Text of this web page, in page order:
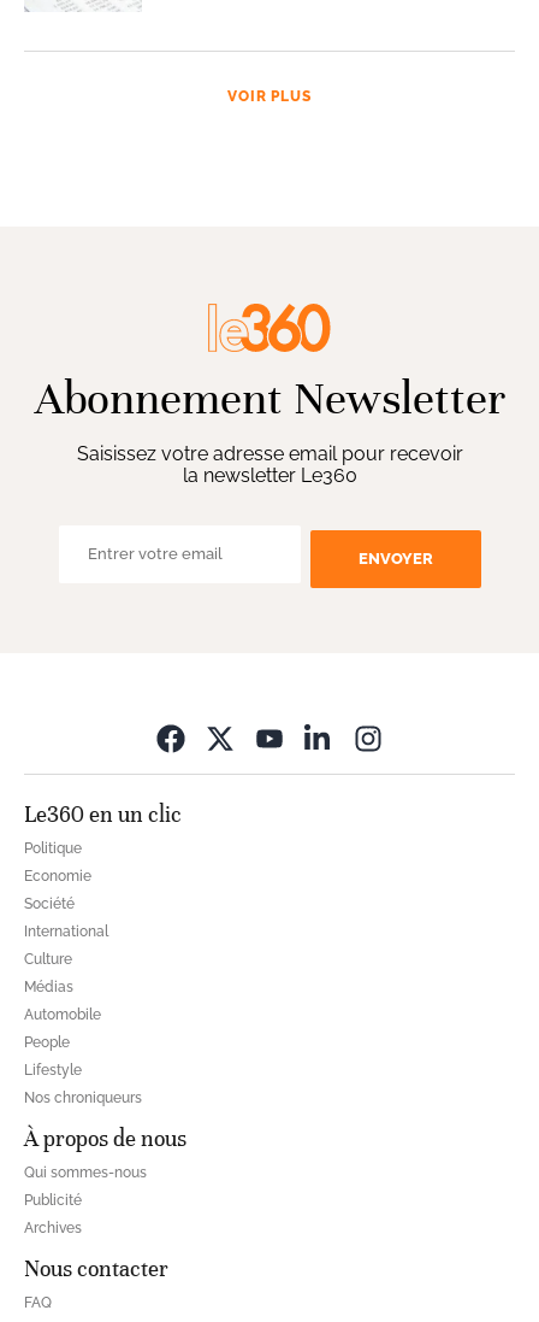
VOIR PLUS
Abonnement Newsletter
Saisissez votre adresse email pour recevoir
la newsletter Le360
ENVOYER
Le360 en un clic
Politique
Economie
Société
International
Culture
Médias
Automobile
People
Lifestyle
Nos chroniqueurs
À propos de nous
Qui sommes-nous
Publicité
Archives
Nous contacter
FAQ